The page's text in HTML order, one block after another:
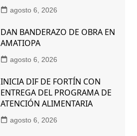
agosto 6, 2026
DAN BANDERAZO DE OBRA EN
AMATIOPA
agosto 6, 2026
INICIA DIF DE FORTÍN CON
ENTREGA DEL PROGRAMA DE
ATENCIÓN ALIMENTARIA
agosto 6, 2026